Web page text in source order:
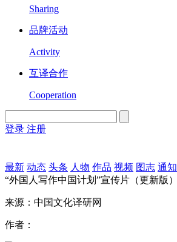
Sharing
品牌活动
Activity
互译合作
Cooperation
登录 注册
最新 动态 头条 人物 作品 视频 图志 通知
“外国人写作中国计划”宣传片（更新版）
来源：中国文化译研网
作者：